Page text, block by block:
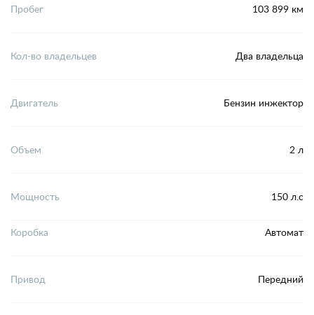
Пробег 103 899 км
Кол-во владельцев Два владельца
Двигатель Бензин инжектор
Объем 2 л
Мощность 150 л.с
Коробка Автомат
Привод Передний